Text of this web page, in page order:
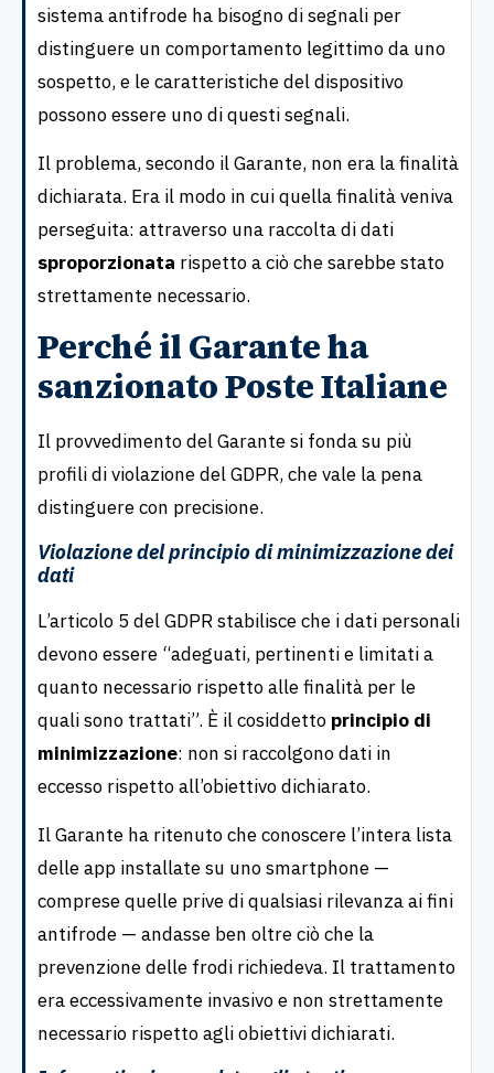
sistema antifrode ha bisogno di segnali per
distinguere un comportamento legittimo da uno
sospetto, e le caratteristiche del dispositivo
possono essere uno di questi segnali.
Il problema, secondo il Garante, non era la finalità
dichiarata. Era il modo in cui quella finalità veniva
perseguita: attraverso una raccolta di dati
sproporzionata rispetto a ciò che sarebbe stato
strettamente necessario.
Perché il Garante ha
sanzionato Poste Italiane
Il provvedimento del Garante si fonda su più
profili di violazione del GDPR, che vale la pena
distinguere con precisione.
Violazione del principio di minimizzazione dei
dati
L’articolo 5 del GDPR stabilisce che i dati personali
devono essere “adeguati, pertinenti e limitati a
quanto necessario rispetto alle finalità per le
quali sono trattati”. È il cosiddetto principio di
minimizzazione: non si raccolgono dati in
eccesso rispetto all’obiettivo dichiarato.
Il Garante ha ritenuto che conoscere l’intera lista
delle app installate su uno smartphone —
comprese quelle prive di qualsiasi rilevanza ai fini
antifrode — andasse ben oltre ciò che la
prevenzione delle frodi richiedeva. Il trattamento
era eccessivamente invasivo e non strettamente
necessario rispetto agli obiettivi dichiarati.